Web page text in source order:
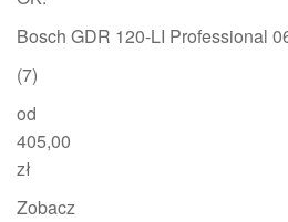
Bosch GDR 120-LI Professional
(7)
od
405,00
zł
Zobacz